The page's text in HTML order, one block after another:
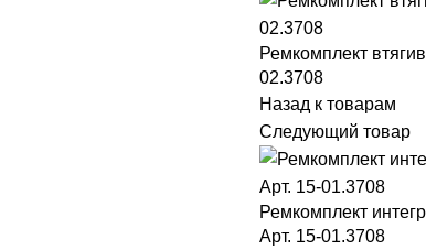
Ремкомплект
02.3708
Назад к товарам
Следующий товар
Ремкомплект
Арт. 15-01.3708